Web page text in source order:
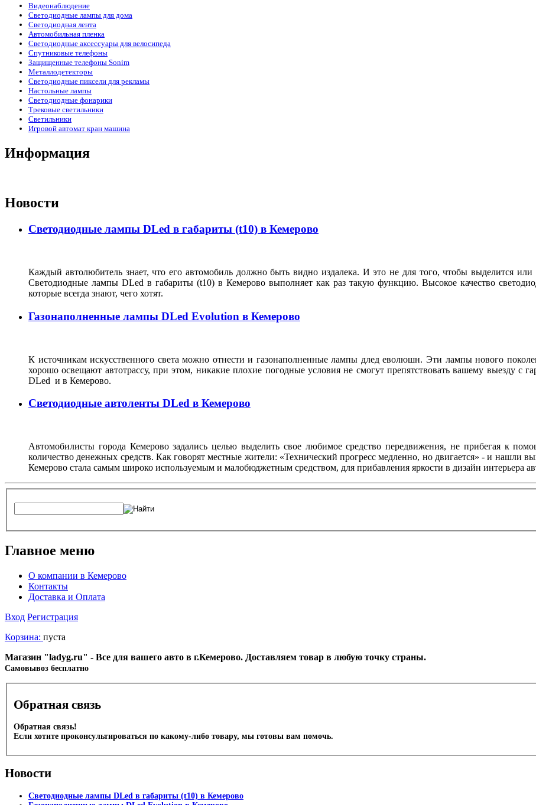
Видеонаблюдение
Светодиодные лампы для дома
Светодиодная лента
Автомобильная пленка
Светодиодные аксессуары для велосипеда
Спутниковые телефоны
Защищенные телефоны Sonim
Металлодетекторы
Светодиодные пиксели для рекламы
Настольные лампы
Светодиодные фонарики
Трековые светильники
Светильники
Игровой автомат кран машина
Информация
Новости
Светодиодные лампы DLed в габариты (t10) в Кемерово
Каждый автолюбитель знает, что его автомобиль должно быть видно издалека. И это не для того, чтобы выделится или
Светодиодные лампы DLed в габариты (t10) в Кемерово выполняет как раз такую функцию. Высокое качество
которые всегда знают, чего хотят.
Газонаполненные лампы DLed Evolution в Кемерово
К источникам искусственного света можно отнести и газонаполненные лампы длед еволюшн. Эти лампы нового
хорошо освещают автотрассу, при этом, никакие плохие погодные условия не смогут препятствовать вашему выезду
DLed и в Кемерово.
Светодиодные автоленты DLed в Кемерово
Автомобилисты города Кемерово задались целью выделить свое любимое средство передвижения, не прибегая к
количество денежных средств. Как говорят местные жители: «Технический прогресс медленно, но двигается» - и нашли
Кемерово стала самым широко используемым и малобюджетным средством, для прибавления яркости в дизайн интерьера
Главное меню
О компании в Кемерово
Контакты
Доставка и Оплата
Вход Регистрация
Корзина: пуста
Магазин "ladyg.ru" - Все для вашего авто в г.Кемерово. Доставляем товар в любую точку страны.
Cамовывоз бесплатно
Обратная связь
Обратная связь!
Если хотите проконсультироваться по какому-либо товару, мы готовы вам помочь.
Новости
Светодиодные лампы DLed в габариты (t10) в Кемерово